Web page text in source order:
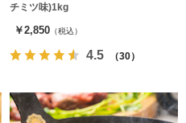
チミツ味)1kg
￥2,850 （税込）
4.5 （30）